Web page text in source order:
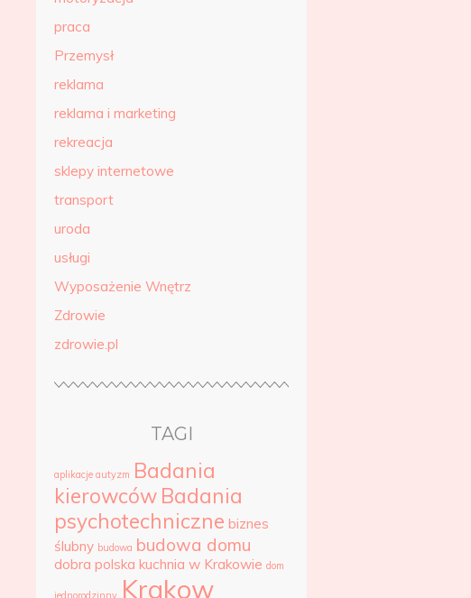
praca
Przemysł
reklama
reklama i marketing
rekreacja
sklepy internetowe
transport
uroda
usługi
Wyposażenie Wnętrz
Zdrowie
zdrowie.pl
TAGI
aplikacje autyzm Badania
kierowców Badania
psychotechniczne biznes
ślubny budowa budowa domu
dobra polska kuchnia w Krakowie dom
jednorodzinny Krakow